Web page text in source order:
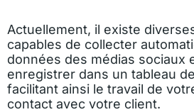
Actuellement, il existe
capables de collecter
données des médias sociaux
enregistrer dans un tableau
facilitant ainsi le travail de
contact avec votre client.